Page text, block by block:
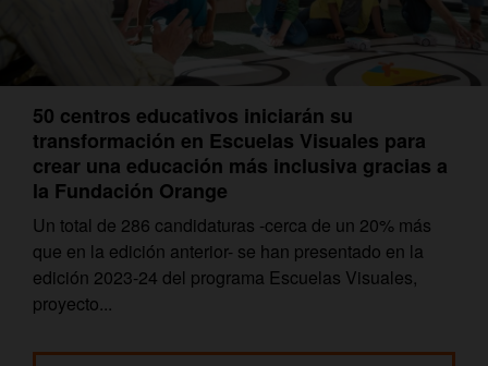
50 centros educativos iniciarán su
transformación en Escuelas Visuales para
crear una educación más inclusiva gracias a
la Fundación Orange
Un total de 286 candidaturas -cerca de un 20% más
que en la edición anterior- se han presentado en la
edición 2023-24 del programa Escuelas Visuales,
proyecto...